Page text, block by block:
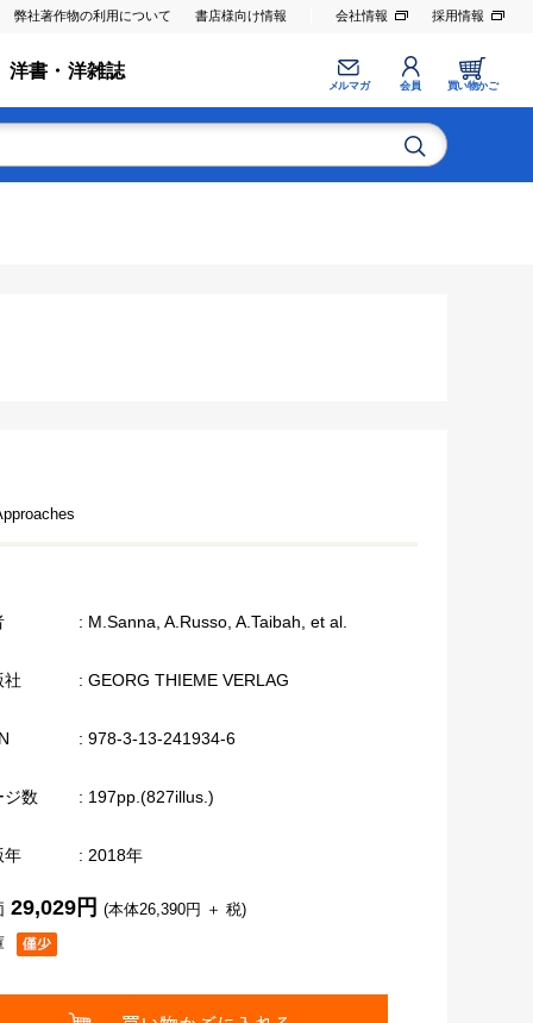
弊社著作物の利用について 書店様向け情報 会社情報 採用情報
洋書・洋雑誌
メルマガ 会員 買い物かご
: M.Sanna, A.Russo, A.Taibah, et al.
社 : GEORG THIEME VERLAG
: 978-3-13-241934-6
ジ数 : 197pp.(827illus.)
年 : 2018年
29,029円 (本体26,390円 ＋ 税)